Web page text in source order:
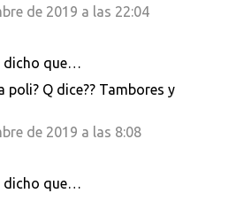
de 2019 a las 22:04
dicho que…
poli? Q dice?? Tambores y
de 2019 a las 8:08
dicho que…